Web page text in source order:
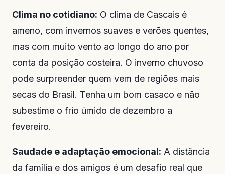
Clima no cotidiano: O clima de Cascais é
ameno, com invernos suaves e verões quentes,
mas com muito vento ao longo do ano por
conta da posição costeira. O inverno chuvoso
pode surpreender quem vem de regiões mais
secas do Brasil. Tenha um bom casaco e não
subestime o frio úmido de dezembro a
fevereiro.
Saudade e adaptação emocional: A distância
da família e dos amigos é um desafio real que